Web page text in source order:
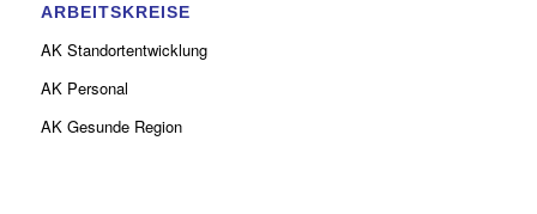
ARBEITSKREISE
AK Standortentwicklung
AK Personal
AK Gesunde Region